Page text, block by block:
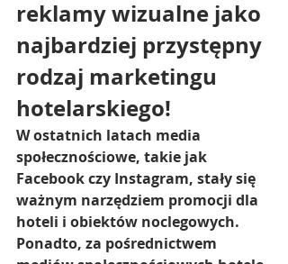
reklamy wizualne jako
najbardziej przystępny
rodzaj marketingu
hotelarskiego!
W ostatnich latach media
społecznościowe, takie jak
Facebook czy Instagram, stały się
ważnym narzędziem promocji dla
hoteli i obiektów noclegowych.
Ponadto, za pośrednictwem